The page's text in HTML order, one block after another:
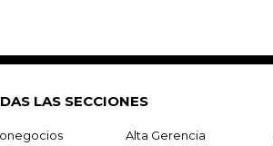
LAS SECCIONES
Alta Gerencia